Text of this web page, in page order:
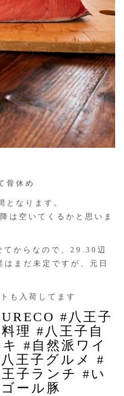
骨休め
となります。
は空いてくるかと思いま
からなので、29.30辺
まだ未定ですが、元日
も入荷してます
#八王子
理 #八王子自
#自然派ワイ
王子グルメ #
子ランチ #い
ール豚